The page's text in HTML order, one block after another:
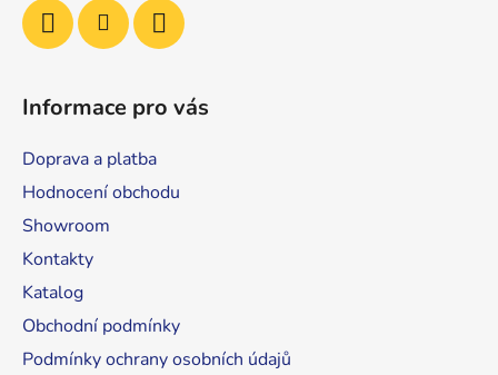
Informace pro vás
Doprava a platba
Hodnocení obchodu
Showroom
Kontakty
Katalog
Obchodní podmínky
Podmínky ochrany osobních údajů